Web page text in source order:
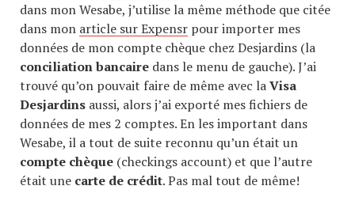
dans mon Wesabe, j’utilise la même méthode que citée
dans mon article sur Expensr pour importer mes
données de mon compte chèque chez Desjardins (la
conciliation bancaire dans le menu de gauche). J’ai
trouvé qu’on pouvait faire de même avec laVisa
Desjardins aussi, alors j’ai exporté mes fichiers de
données de mes 2 comptes. En les important dans
Wesabe, il a tout de suite reconnu qu’un était un
compte chèque (checkings account) et que l’autre
était une carte de crédit. Pas mal tout de même!